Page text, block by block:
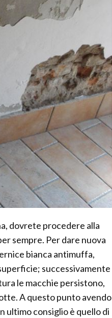
dovrete procedere alla
sempre. Per dare nuova
bianca antimuffa,
successivamente
le macchie persistono,
A questo punto avendo
ultimo consiglio è quello di